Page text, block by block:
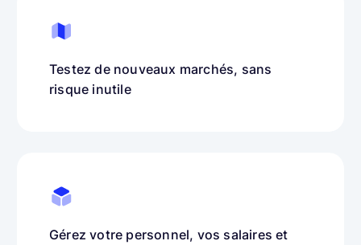
Testez de nouveaux marchés, sans
risque inutile
Gérez votre personnel, vos salaires et